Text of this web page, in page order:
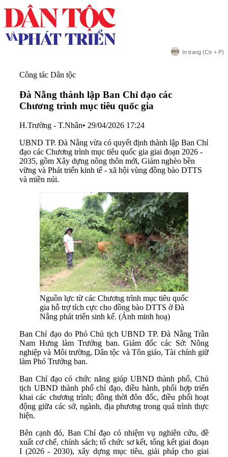
In trang (Ctr + P)
Công tác Dân tộc
Đà Nẵng thành lập Ban Chỉ đạo các
Chương trình mục tiêu quốc gia
H.Trường - T.Nhân• 29/04/2026 17:24
UBND TP. Đà Nẵng vừa có quyết định thành lập Ban Chỉ
đạo các Chương trình mục tiêu quốc gia giai đoạn 2026 -
2035, gồm Xây dựng nông thôn mới, Giảm nghèo bền
vững và Phát triển kinh tế - xã hội vùng đồng bào DTTS
và miền núi.
Nguồn lực từ các Chương trình mục tiêu quốc
gia hỗ trợ tích cực cho đồng bào DTTS ở Đà
Nẵng phát triển sinh kế. (Ảnh minh hoạ)
Ban Chỉ đạo do Phó Chủ tịch UBND TP. Đà Nẵng Trần
Nam Hưng làm Trưởng ban. Giám đốc các Sở: Nông
nghiệp và Môi trường, Dân tộc và Tôn giáo, Tài chính giữ
làm Phó Trưởng ban.
Ban Chỉ đạo có chức năng giúp UBND thành phố, Chủ
tịch UBND thành phố chỉ đạo, điều hành, phối hợp triển
khai các chương trình; đồng thời đôn đốc, điều phối hoạt
động giữa các sở, ngành, địa phương trong quá trình thực
hiện.
Bên cạnh đó, Ban Chỉ đạo có nhiệm vụ nghiên cứu, đề
xuất cơ chế, chính sách; tổ chức sơ kết, tổng kết giai đoạn
I (2026 - 2030), xây dựng mục tiêu, giải pháp cho giai